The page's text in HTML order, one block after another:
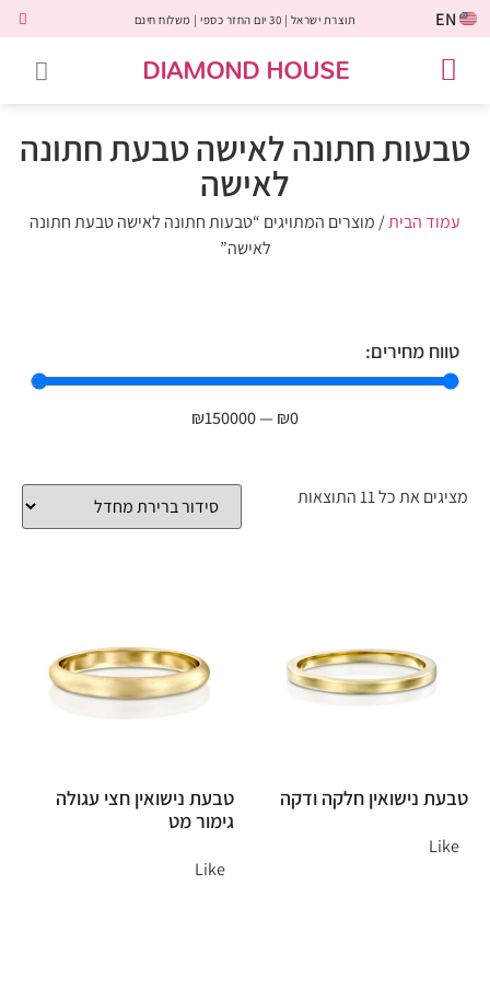
EN תוצרת ישראל | 30 יום החזר כספי | משלוח חינם
DIAMOND HOUSE
טבעות חתונה לאישה טבעת חתונה
לאישה
עמוד הבית/ מוצרים המתויגים “טבעות חתונה לאישה טבעת חתונה
לאישה”
טווח מחירים:
₪0
—
₪150000
מציגים את כל ⁦11⁩ התוצאות
טבעת נישואין חלקה ודקה
Like
טבעת נישואין חצי עגולה
גימור מט
Like